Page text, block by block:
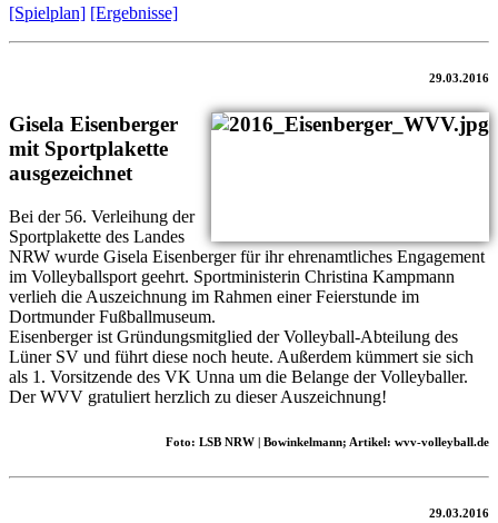
[Spielplan] [Ergebnisse]
29.03.2016
Gisela Eisenberger
mit Sportplakette
ausgezeichnet
Bei der 56. Verleihung der
Sportplakette des Landes
NRW wurde Gisela Eisenberger für ihr ehrenamtliches Engagement
im Volleyballsport geehrt. Sportministerin Christina Kampmann
verlieh die Auszeichnung im Rahmen einer Feierstunde im
Dortmunder Fußballmuseum.
Eisenberger ist Gründungsmitglied der Volleyball-Abteilung des
Lüner SV und führt diese noch heute. Außerdem kümmert sie sich
als 1. Vorsitzende des VK Unna um die Belange der Volleyballer.
Der WVV gratuliert herzlich zu dieser Auszeichnung!
Foto: LSB NRW | Bowinkelmann; Artikel: wvv-volleyball.de
29.03.2016